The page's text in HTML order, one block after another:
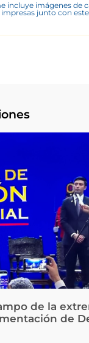
incluye imágenes de
impresas junto con
de la
de